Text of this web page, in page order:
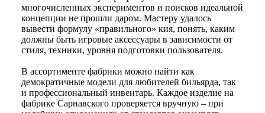
многочисленных экспериментов и поисков идеальной
концепции не прошли даром. Мастеру удалось
вывести формулу «правильного» кия, понять, каким
должны быть игровые аксессуары в зависимости от
стиля, техники, уровня подготовки пользователя.
В ассортименте фабрики можно найти как
демократичные модели для любителей бильярда, так
и профессиональный инвентарь. Каждое изделие на
фабрике Сарнавского проверяется вручную – при